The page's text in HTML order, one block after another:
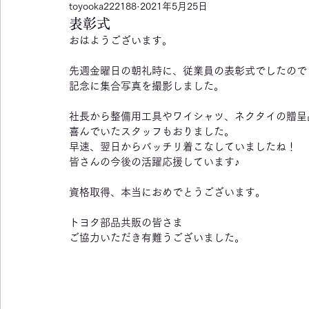
表彰式
toyooka222188 2021年5月25日
おはようございます。
先週金曜日の朝礼時に、従業員の表彰式でしたので
記念に集合写真を撮影しました。
社長から整備用工具やワイシャツ、ネクタイの贈呈
喜んでいたスタッフもおりました。
早速、翌日からバッチリ着こなしていましたね！
皆さんの今後の活躍応援しています♪
資格取得、本当におめでとうございます。
トヨタ部品共販の皆さま
ご協力いただき有難うございました。